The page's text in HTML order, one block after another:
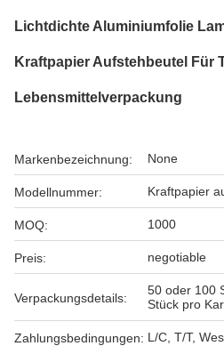
Lichtdichte Aluminiumfolie
Kraftpapier Aufstehbeutel Für
Lebensmittelverpackung
Markenbezeichnung: None
Modellnummer: Kraftpapier
MOQ: 1000
Preis: negotiable
Verpackungsdetails:
50 oder 100
Stück pro
Zahlungsbedingungen: L/C, T/T,